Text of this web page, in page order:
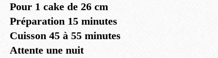
Pour 1 cake de 26 cm
Préparation 15 minutes
Cuisson 45 à 55 minutes
Attente une nuit